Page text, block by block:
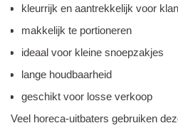
kleurrijk en aantrekkelijk voor
makkelijk te portioneren
ideaal voor kleine snoepzakjes
lange houdbaarheid
geschikt voor losse verkoop
Veel horeca-uitbaters gebruiken